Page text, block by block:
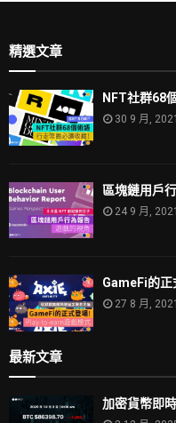
精選文章
NFT社群68
30 9 月, 2021
區塊鏈用戶
24 9 月, 2021
GameFi的正
27 8 月, 2021
最新文章
加密貨幣即